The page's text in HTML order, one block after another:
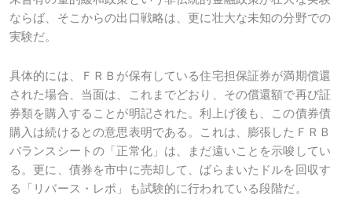
ならば、そこからの出口戦略は、更に壮大な未知の分野での
実験だ。
具体的には、ＦＲＢが保有している住宅担保証券が満期償還
された場合、当面は、これまでどおり、その償還額で再び証
券類を購入することが明記された。利上げ後も、この債券債
購入は続けるとの意思表明である。これは、膨張したＦＲＢ
バランスシートの「正常化」は、まだ遠いことを示唆してい
る。更に、債券を市中に売却して、ばらまいたドルを回収す
る「リバース・レポ」も試験的に行われている段階だ。